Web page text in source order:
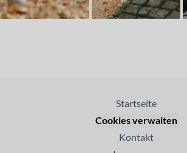
Startseite
Cookies verwalten
Kontakt